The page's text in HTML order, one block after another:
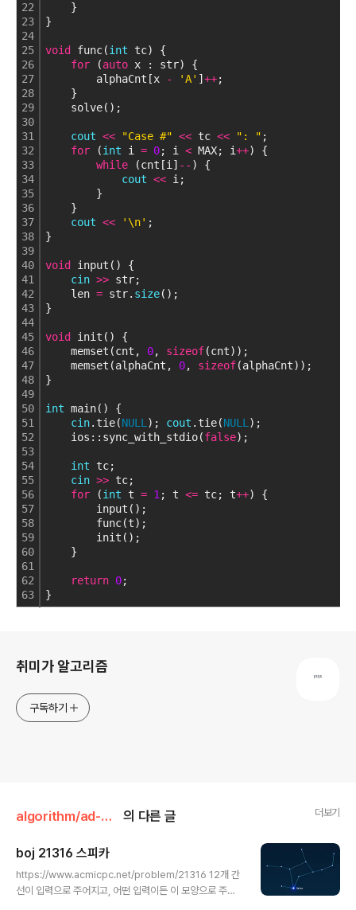
22
23
24
25
26
27
28
29
30
31
32
33
34
35
36
37
38
39
40
41
42
43
44
45
46
47
48
49
50
51
52
53
54
55
56
57
58
59
60
61
62
63
}
}
void func(int tc) {
for (auto x : str) {
alphaCnt[x
- 'A' ] ++;
}
solve();
cout << "Case #" << tc << ": " ;
for (int i = 0; i < MAX; i++) {
while (cnt[i] - - ) {
cout << i;
}
}
cout << '\n' ;
}
void
input() {
cin >> str;
len = str. size();
}
void
init() {
memset(cnt, 0, sizeof(cnt));
memset(alphaCnt, 0, sizeof(alphaCnt));
}
int main() {
cin.tie(NULL ); cout .tie(NULL );
ios::sync_with_stdio(false);
int tc;
cin >> tc;
for (int t = 1 ; t <= tc; t++) {
input();
func(t);
init();
}
return 0;
}
취미가 알고리즘
구독하기
algorithm/ad-hoc 의 다른 글 더보기
boj 21316 스피카
https://www.acmicpc.net/problem/21316 12개 간
선이 입력으로 주어지고, 어떤 입력이든 이 모양으로 주어